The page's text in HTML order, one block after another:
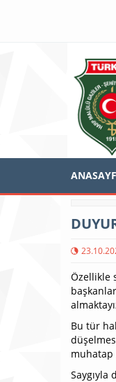
Özellikle
Bu tür
muhatap
Saygıyla